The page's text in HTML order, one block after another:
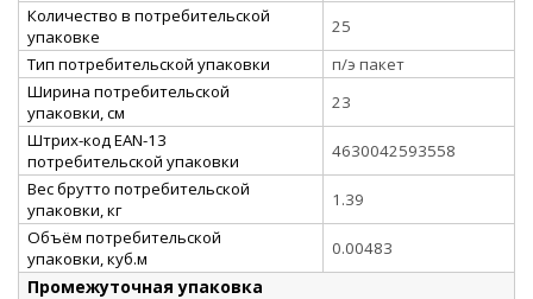
Количество в потребительской
упаковке
25
Тип потребительской упаковки
п/э пакет
Ширина потребительской
упаковки, см
23
Штрих-код EAN-13
потребительской упаковки
4630042593558
Вес брутто потребительской
упаковки, кг
1.39
Объём потребительской
упаковки, куб.м
0.00483
Промежуточная упаковка